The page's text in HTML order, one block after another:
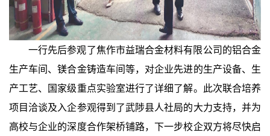
一行先后参观了焦作市益瑞合金材料有限公司的铝合金
生产车间、镁合金铸造车间等，对企业先进的生产设备、生
产工艺、国家级重点实验室进行了详细了解。此次联合培养
项目洽谈及入企参观得到了武陟县人社局的大力支持，并为
高校与企业的深度合作架桥铺路，下一步校企双方将尽快启